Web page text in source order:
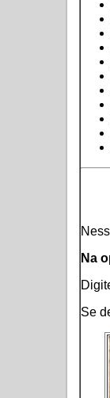
Na
Se